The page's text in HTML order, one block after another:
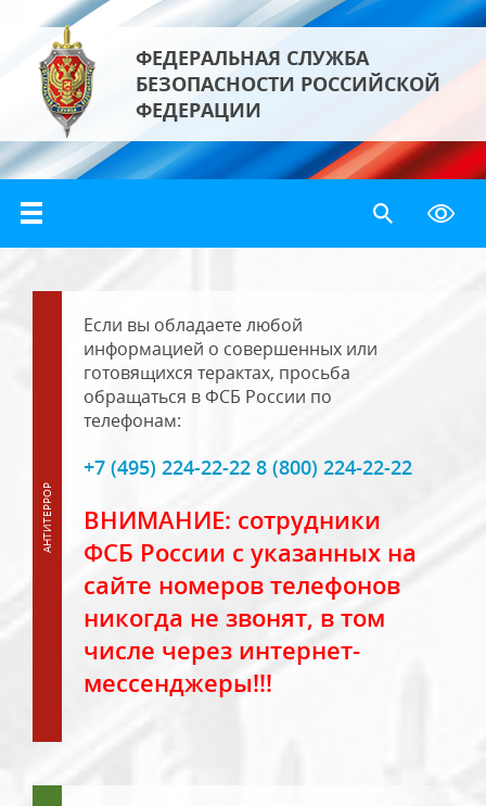
ФЕДЕРАЛЬНАЯ СЛУЖБА
БЕЗОПАСНОСТИ РОССИЙСКОЙ
ФЕДЕРАЦИИ
Если вы обладаете любой
информацией о совершенных или
готовящихся терактах, просьба
обращаться в ФСБ России по
телефонам:
+7 (495) 224-22-22 8 (800) 224-22-22
ВНИМАНИЕ: сотрудники
ФСБ России с указанных на
сайте номеров телефонов
никогда не звонят, в том
числе через интернет-
мессенджеры!!!